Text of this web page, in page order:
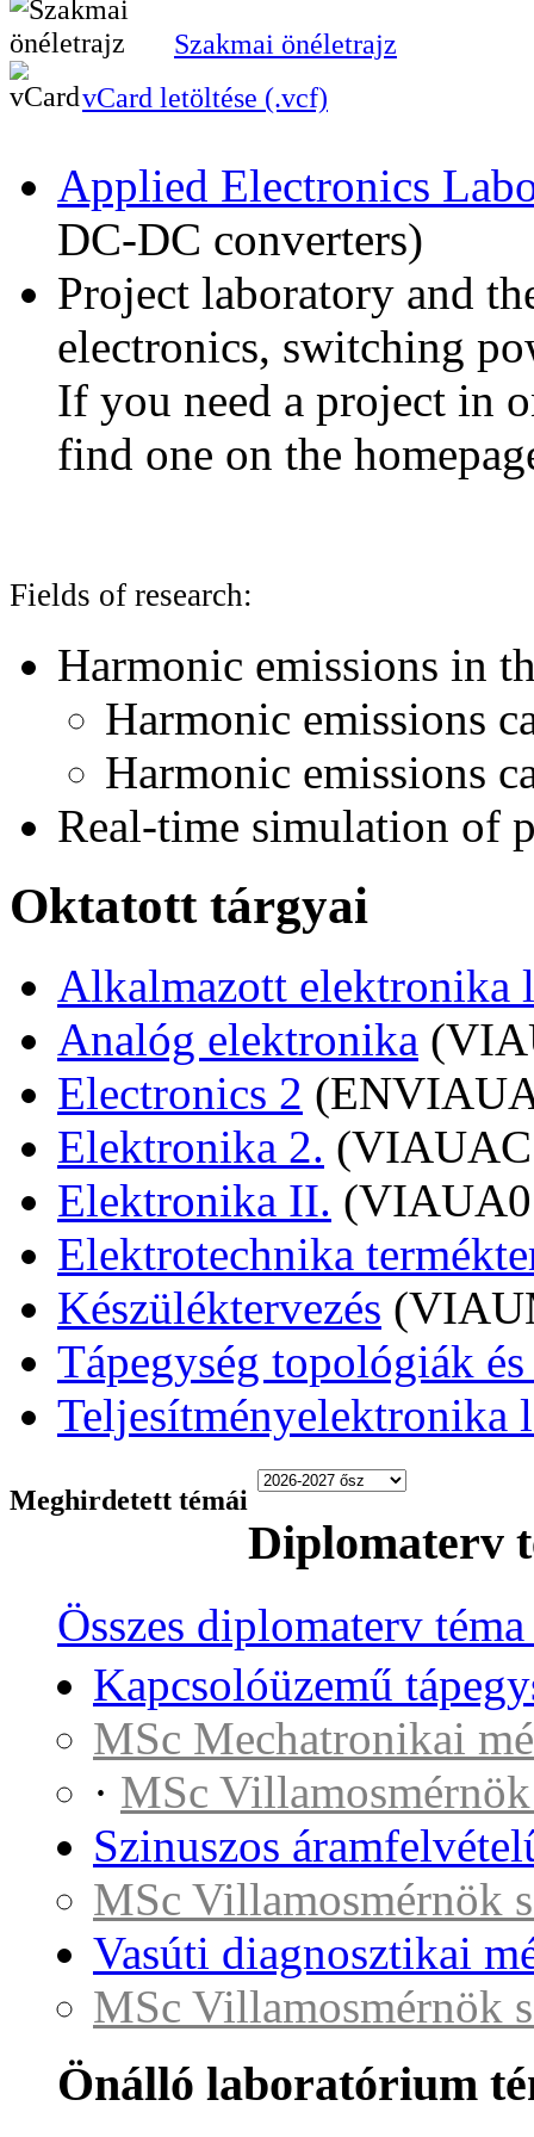
Szakmai önéletrajz
vCard letöltése (.vcf)
Applied Electronics
DC-DC converters)
Project laboratory and
electronics, switching
If you need a project in
find one on the
Fields of research:
Harmonic emissions in
Harmonic emissions
Harmonic emissions
Real-time simulation of
Oktatott tárgyai
Alkalmazott elektronika
Analóg elektronika
Electronics 2
Elektronika 2.
Elektronika II.
Elektrotechnika
Készüléktervezés
Tápegység topológiák
Teljesítményelektronika
Meghirdetett témái
Diplomaterv
Összes diplomaterv
Kapcsolóüzemű
MSc Mechatronikai
· MSc
Szinuszos
MSc Villamosmérnök
Vasúti diagnosztikai
MSc Villamosmérnök
Önálló laboratórium